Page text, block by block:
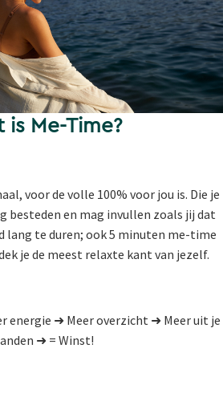
is Me-Time?
voor de volle 100% voor jou is. Die je
besteden en mag invullen zoals jij dat
te duren; ook 5 minuten me-time
je de meest relaxte kant van jezelf.
energie ➜ Meer overzicht ➜ Meer uit je
➜ = Winst!